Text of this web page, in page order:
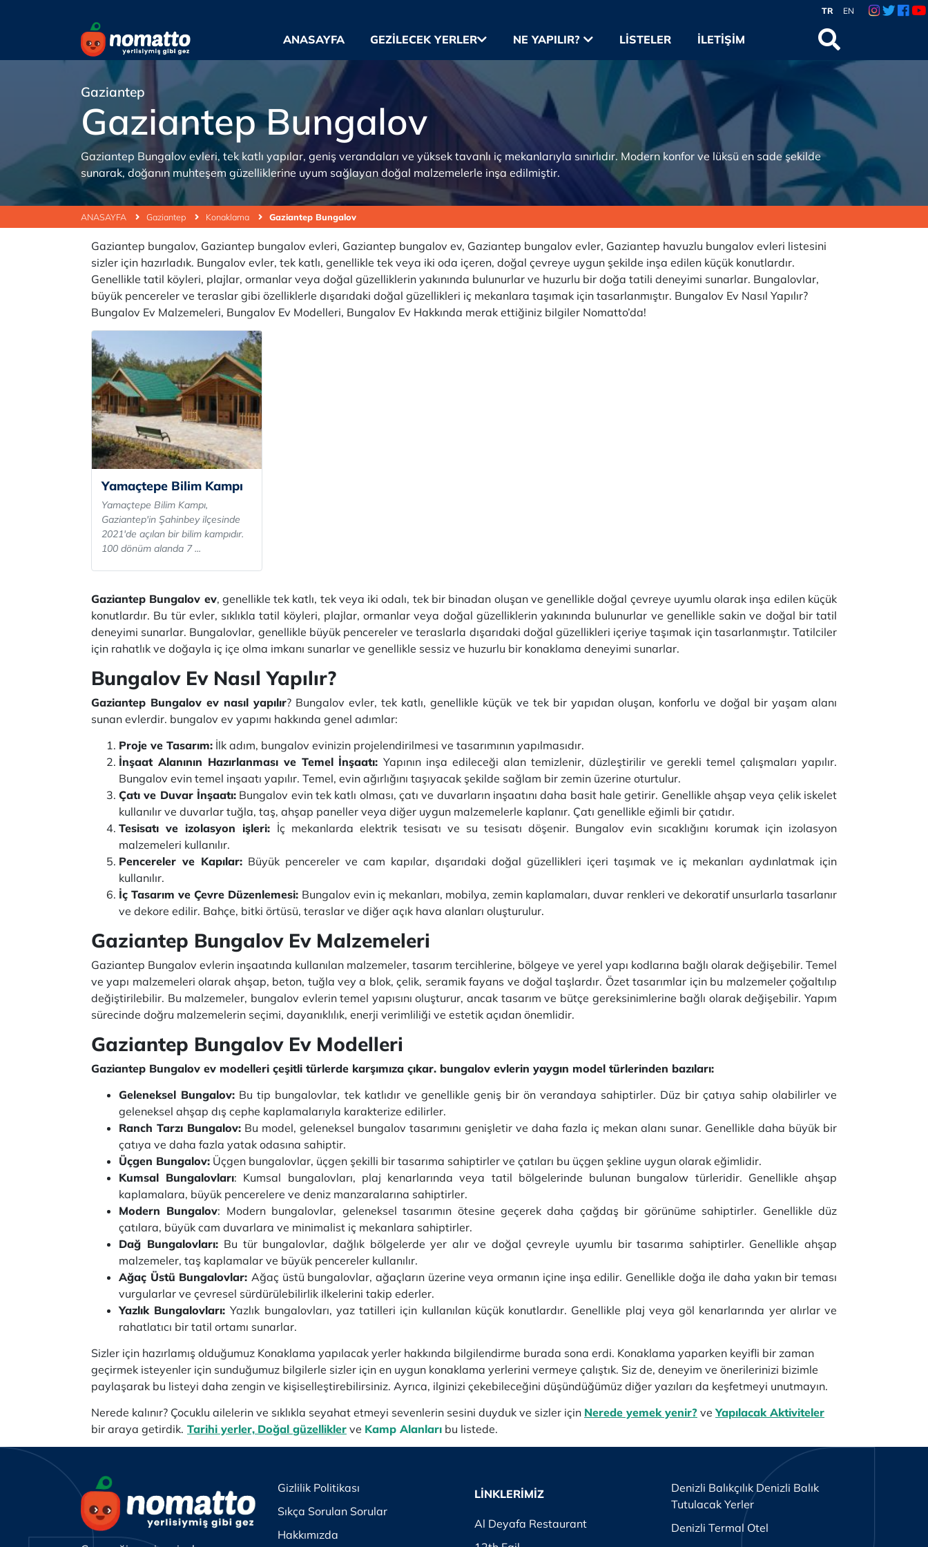
TR EN
ANASAYFA GEZILECEK YERLER NE YAPILIR? LISTELER İLETIŞIM
ANASAYFA Gaziantep Konaklama Gaziantep Bungalov
Gaziantep
Gaziantep Bungalov
Gaziantep Bungalov evleri, tek katlı yapılar, geniş verandaları ve yüksek tavanlı iç mekanlarıyla sınırlıdır. Modern konfor ve lüksü en sade şekilde
sunarak, doğanın muhteşem güzelliklerine uyum sağlayan doğal malzemelerle inşa edilmiştir.
Gaziantep bungalov, Gaziantep bungalov evleri, Gaziantep bungalov ev, Gaziantep bungalov evler, Gaziantep havuzlu bungalov evleri listesini
sizler için hazırladık. Bungalov evler, tek katlı, genellikle tek veya iki oda içeren, doğal çevreye uygun şekilde inşa edilen küçük konutlardır.
Genellikle tatil köyleri, plajlar, ormanlar veya doğal güzelliklerin yakınında bulunurlar ve huzurlu bir doğa tatili deneyimi sunarlar. Bungalovlar,
büyük pencereler ve teraslar gibi özelliklerle dışarıdaki doğal güzellikleri iç mekanlara taşımak için tasarlanmıştır. Bungalov Ev Nasıl Yapılır?
Bungalov Ev Malzemeleri, Bungalov Ev Modelleri, Bungalov Ev Hakkında merak ettiğiniz bilgiler Nomatto’da!
Yamaçtepe Bilim Kampı
Yamaçtepe Bilim Kampı,
Gaziantep'in Şahinbey ilçesinde
2021'de açılan bir bilim kampıdır.
100 dönüm alanda 7 ...
Gaziantep Bungalov ev, genellikle tek katlı, tek veya iki odalı, tek bir binadan oluşan ve genellikle doğal çevreye uyumlu olarak inşa edilen küçük
konutlardır. Bu tür evler, sıklıkla tatil köyleri, plajlar, ormanlar veya doğal güzelliklerin yakınında bulunurlar ve genellikle sakin ve doğal bir tatil
deneyimi sunarlar. Bungalovlar, genellikle büyük pencereler ve teraslarla dışarıdaki doğal güzellikleri içeriye taşımak için tasarlanmıştır. Tatilciler
için rahatlık ve doğayla iç içe olma imkanı sunarlar ve genellikle sessiz ve huzurlu bir konaklama deneyimi sunarlar.
Bungalov Ev Nasıl Yapılır?
Gaziantep Bungalov ev nasıl yapılır? Bungalov evler, tek katlı, genellikle küçük ve tek bir yapıdan oluşan, konforlu ve doğal bir yaşam alanı
sunan evlerdir. bungalov ev yapımı hakkında genel adımlar:
Proje ve Tasarım: İlk adım, bungalov evinizin projelendirilmesi ve tasarımının yapılmasıdır.
İnşaat Alanının Hazırlanması ve Temel İnşaatı:Yapının inşa edileceği alan temizlenir, düzleştirilir ve gerekli temel çalışmaları yapılır.
Bungalov evin temel inşaatı yapılır. Temel, evin ağırlığını taşıyacak şekilde sağlam bir zemin üzerine oturtulur.
Çatı ve Duvar İnşaatı: Bungalov evin tek katlı olması, çatı ve duvarların inşaatını daha basit hale getirir. Genellikle ahşap veya çelik iskelet
kullanılır ve duvarlar tuğla, taş, ahşap paneller veya diğer uygun malzemelerle kaplanır. Çatı genellikle eğimli bir çatıdır.
Tesisatı ve izolasyon işleri: İç mekanlarda elektrik tesisatı ve su tesisatı döşenir. Bungalov evin sıcaklığını korumak için izolasyon
malzemeleri kullanılır.
Pencereler ve Kapılar: Büyük pencereler ve cam kapılar, dışarıdaki doğal güzellikleri içeri taşımak ve iç mekanları aydınlatmak için
kullanılır.
İç Tasarım ve Çevre Düzenlemesi: Bungalov evin iç mekanları, mobilya, zemin kaplamaları, duvar renkleri ve dekoratif unsurlarla tasarlanır
ve dekore edilir. Bahçe, bitki örtüsü, teraslar ve diğer açık hava alanları oluşturulur.
Gaziantep Bungalov Ev Malzemeleri
Gaziantep Bungalov evlerin inşaatında kullanılan malzemeler, tasarım tercihlerine, bölgeye ve yerel yapı kodlarına bağlı olarak değişebilir. Temel
ve yapı malzemeleri olarak ahşap, beton, tuğla vey a blok, çelik, seramik fayans ve doğal taşlardır. Özet tasarımlar için bu malzemeler çoğaltılıp
değiştirilebilir. Bu malzemeler, bungalov evlerin temel yapısını oluşturur, ancak tasarım ve bütçe gereksinimlerine bağlı olarak değişebilir. Yapım
sürecinde doğru malzemelerin seçimi, dayanıklılık, enerji verimliliği ve estetik açıdan önemlidir.
Gaziantep Bungalov Ev Modelleri
Gaziantep Bungalov ev modelleri çeşitli türlerde karşımıza çıkar. bungalov evlerin yaygın model türlerinden bazıları:
Geleneksel Bungalov: Bu tip bungalovlar, tek katlıdır ve genellikle geniş bir ön verandaya sahiptirler. Düz bir çatıya sahip olabilirler ve
geleneksel ahşap dış cephe kaplamalarıyla karakterize edilirler.
Ranch Tarzı Bungalov: Bu model, geleneksel bungalov tasarımını genişletir ve daha fazla iç mekan alanı sunar. Genellikle daha büyük bir
çatıya ve daha fazla yatak odasına sahiptir.
Üçgen Bungalov: Üçgen bungalovlar, üçgen şekilli bir tasarıma sahiptirler ve çatıları bu üçgen şekline uygun olarak eğimlidir.
Kumsal Bungalovları: Kumsal bungalovları, plaj kenarlarında veya tatil bölgelerinde bulunan bungalow türleridir. Genellikle ahşap
kaplamalara, büyük pencerelere ve deniz manzaralarına sahiptirler.
Modern Bungalov: Modern bungalovlar, geleneksel tasarımın ötesine geçerek daha çağdaş bir görünüme sahiptirler. Genellikle düz
çatılara, büyük cam duvarlara ve minimalist iç mekanlara sahiptirler.
Dağ Bungalovları: Bu tür bungalovlar, dağlık bölgelerde yer alır ve doğal çevreyle uyumlu bir tasarıma sahiptirler. Genellikle ahşap
malzemeler, taş kaplamalar ve büyük pencereler kullanılır.
Ağaç Üstü Bungalovlar: Ağaç üstü bungalovlar, ağaçların üzerine veya ormanın içine inşa edilir. Genellikle doğa ile daha yakın bir teması
vurgularlar ve çevresel sürdürülebilirlik ilkelerini takip ederler.
Yazlık Bungalovları:Yazlık bungalovları, yaz tatilleri için kullanılan küçük konutlardır. Genellikle plaj veya göl kenarlarında yer alırlar ve
rahatlatıcı bir tatil ortamı sunarlar.
Sizler için hazırlamış olduğumuz Konaklama yapılacak yerler hakkında bilgilendirme burada sona erdi. Konaklama yaparken keyifli bir zaman
geçirmek isteyenler için sunduğumuz bilgilerle sizler için en uygun konaklama yerlerini vermeye çalıştık. Siz de, deneyim ve önerilerinizi bizimle
paylaşarak bu listeyi daha zengin ve kişiselleştirebilirsiniz. Ayrıca, ilginizi çekebileceğini düşündüğümüz diğer yazıları da keşfetmeyi unutmayın.
Nerede kalınır? Çocuklu ailelerin ve sıklıkla seyahat etmeyi sevenlerin sesini duyduk ve sizler için Nerede yemek yenir? veYapılacak Aktiviteler
bir araya getirdik. Tarihi yerler, Doğal güzellikler ve Kamp Alanları bu listede.
Gizlilik Politikası
Sıkça Sorulan Sorular
Hakkımızda
LİNKLERİMİZ
Al Deyafa Restaurant
Denizli Balıkçılık Denizli Balık
Tutulacak Yerler
Denizli Termal Otel